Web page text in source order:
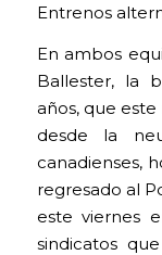
Entrenos
En ambos
Ballester, la
años, que
desde la
canadienses,
regresado al
este viernes
sindicatos